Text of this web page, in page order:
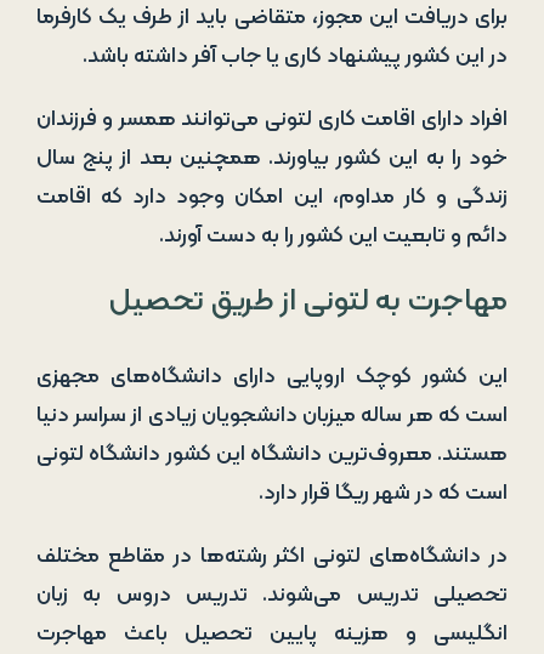
برای دریافت این مجوز، متقاضی باید از طرف یک کارفرما
در این کشور پیشنهاد کاری یا جاب آفر داشته باشد.
افراد دارای اقامت کاری لتونی می‌توانند همسر و فرزندان
خود را به این کشور بیاورند. همچنین بعد از پنج سال
زندگی و کار مداوم، این امکان وجود دارد که اقامت
دائم و تابعیت این کشور را به دست آورند.
مهاجرت به لتونی از طریق تحصیل
این کشور کوچک اروپایی دارای دانشگاه‌های مجهزی
است که هر ساله میزبان دانشجویان زیادی از سراسر دنیا
هستند. معروف‌ترین دانشگاه این کشور دانشگاه لتونی
است که در شهر ریگا قرار دارد.
در دانشگاه‌های لتونی اکثر رشته‌ها در مقاطع مختلف
تحصیلی تدریس می‌شوند. تدریس دروس به زبان
انگلیسی و هزینه پایین تحصیل باعث مهاجرت